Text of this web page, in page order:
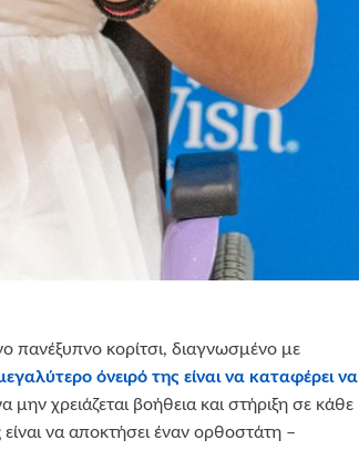
πανέξυπνο κορίτσι, διαγνωσμένο με
όνειρό της είναι να καταφέρει να
μην χρειάζεται βοήθεια και στήριξη σε κάθε
να αποκτήσει έναν ορθοστάτη –